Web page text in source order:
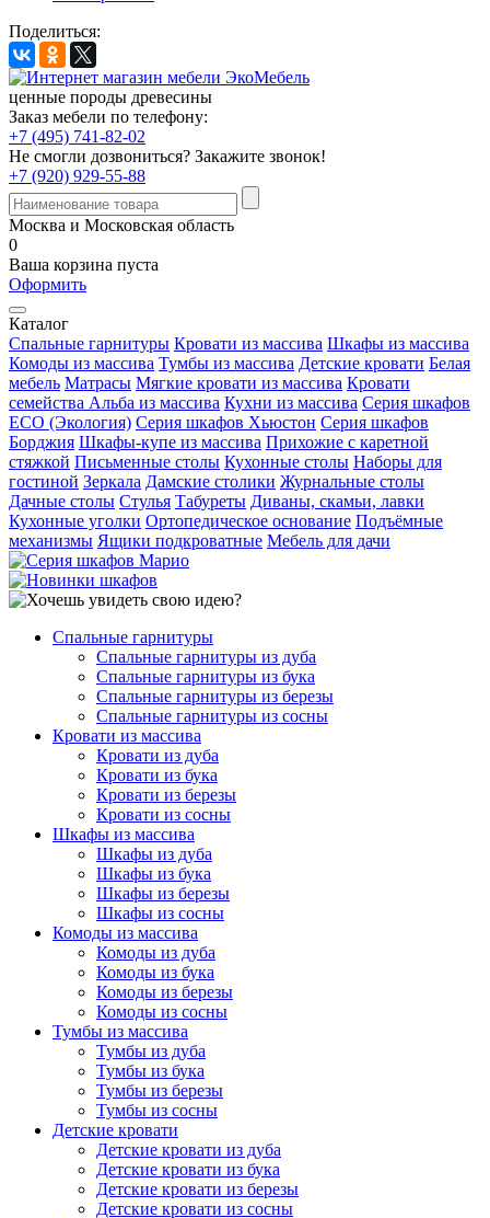
Поделиться:
ценные породы древесины
Заказ мебели по телефону:
+7 (495) 741-82-02
Не смогли дозвониться? Закажите звонок!
+7 (920) 929-55-88
Москва и Московская область
0
Ваша корзина пуста
Оформить
Каталог
Спальные гарнитуры Кровати из массива Шкафы из массива
Комоды из массива Тумбы из массива Детские кровати Белая
мебель Матрасы Мягкие кровати из массива Кровати
семейства Альба из массива Кухни из массива Серия шкафов
ECO (Экология) Серия шкафов Хьюстон Серия шкафов
Борджия Шкафы-купе из массива Прихожие с каретной
стяжкой Письменные столы Кухонные столы Наборы для
гостиной Зеркала Дамские столики Журнальные столы
Дачные столы Стулья Табуреты Диваны, скамьи, лавки
Кухонные уголки Ортопедическое основание Подъёмные
механизмы Ящики подкроватные Мебель для дачи
Спальные гарнитуры
Спальные гарнитуры из дуба
Спальные гарнитуры из бука
Спальные гарнитуры из березы
Спальные гарнитуры из сосны
Кровати из массива
Кровати из дуба
Кровати из бука
Кровати из березы
Кровати из сосны
Шкафы из массива
Шкафы из дуба
Шкафы из бука
Шкафы из березы
Шкафы из сосны
Комоды из массива
Комоды из дуба
Комоды из бука
Комоды из березы
Комоды из сосны
Тумбы из массива
Тумбы из дуба
Тумбы из бука
Тумбы из березы
Тумбы из сосны
Детские кровати
Детские кровати из дуба
Детские кровати из бука
Детские кровати из березы
Детские кровати из сосны